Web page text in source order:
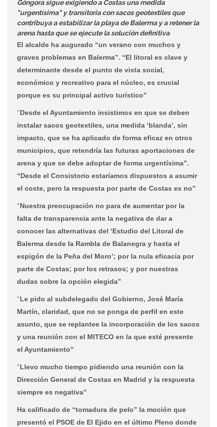
Góngora sigue exigiendo a Costas una medida
"urgentísima" y transitoria con sacos geotextiles que
contribuya a estabilizar la playa de Balerma y a retener la
arena hasta que se ejecute la solución definitiva
El alcalde ha augurado “un verano con muchos y
graves problemas en Balerma”. “El litoral es clave y
determinante desde el punto de vista social,
económico y recreativo para el núcleo, es crucial
porque es su principal activo turístico”
“Desde el Ayuntamiento insistimos en que se deben
instalar sacos geotextiles, una medida ‘blanda’, sin
impacto, que se ha aplicado de forma eficaz en otros
municipios, que retendría las futuras aportaciones de
arena y que se debe adoptar de forma urgentísima”.
“Desde el Consistorio estaríamos dispuestos a asumir
el coste, pero la respuesta por parte de Costas es no”
“Nuestra preocupación no para de aumentar por la
falta de transparencia ante la negativa de dar a
conocer las alternativas del ‘Estudio del Litoral de
Balerma desde la Rambla de Balanegra y hasta el
espigón de la Peña del Moro’; por la nula eficacia por
parte de Costas; por los retrasos; y por nuestras
dudas sobre la opción elegida”
“Le pido al subdelegado del Gobierno, José María
Martín, claridad, que no se ponga de perfil en este
asunto, que se replantee la incorporación de los sacos
y una reunión con el MITECO en la que esté presente
el Ayuntamiento”
“Llevo mucho tiempo pidiendo una reunión con la
Dirección General de Costas en Madrid y la respuesta
siempre es negativa”
Ha calificado de “tomadura de pelo” la moción que
presentó el PSOE de El Ejido en el último Pleno donde